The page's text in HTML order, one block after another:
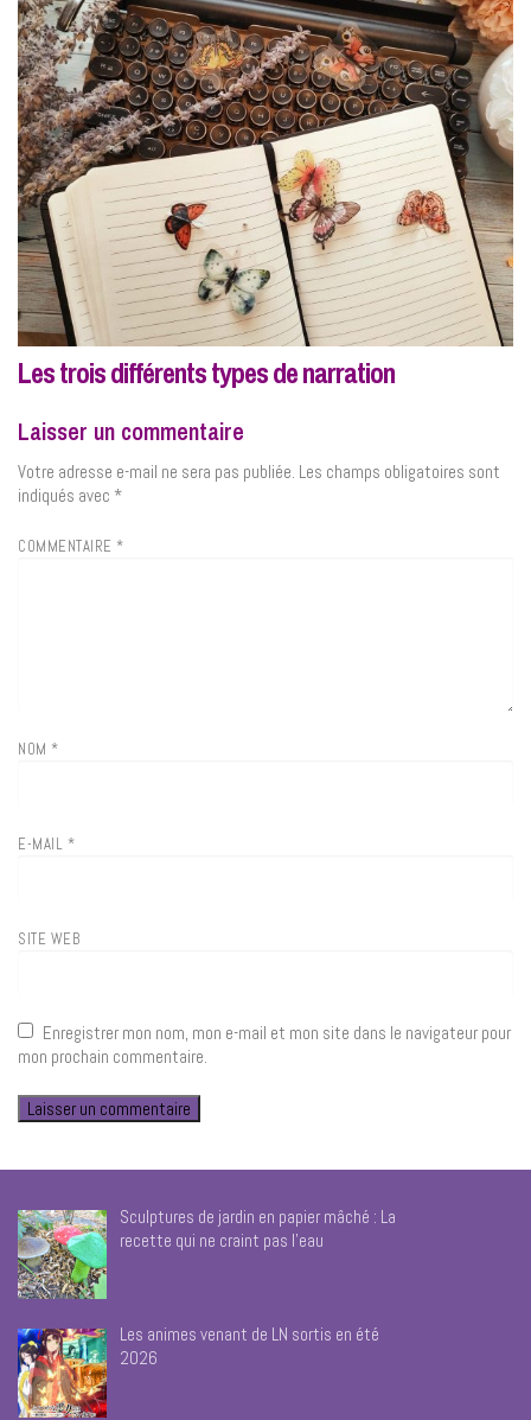
Les trois différents types de narration
Laisser un commentaire
Votre adresse e-mail ne sera pas publiée. Les champs obligatoires sont
indiqués avec *
COMMENTAIRE *
NOM *
E-MAIL *
SITE WEB
Enregistrer mon nom, mon e-mail et mon site dans le navigateur pour
mon prochain commentaire.
Sculptures de jardin en papier mâché : La
recette qui ne craint pas l’eau
Les animes venant de LN sortis en été
2026